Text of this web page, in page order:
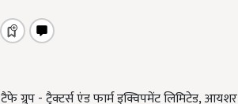
टैफे ग्रुप - ट्रैक्टर्स एंड फार्म इक्विपमेंट लिमिटेड,आयशर